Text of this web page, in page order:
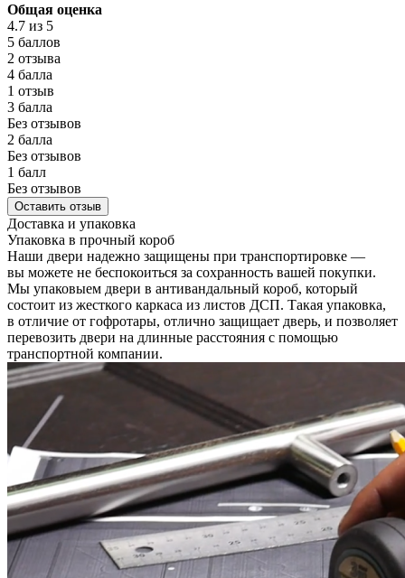
Общая оценка
4.7 из 5
5 баллов
2 отзыва
4 балла
1 отзыв
3 балла
Без отзывов
2 балла
Без отзывов
1 балл
Без отзывов
Оставить отзыв
Доставка и упаковка
Упаковка в прочный короб
Наши двери надежно защищены при транспортировке —
вы можете не беспокоиться за сохранность вашей покупки.
Мы упаковыем двери в антивандальный короб, который
состоит из жесткого каркаса из листов ДСП. Такая упаковка,
в отличие от гофротары, отлично защищает дверь, и позволяет
перевозить двери на длинные расстояния с помощью
транспортной компании.